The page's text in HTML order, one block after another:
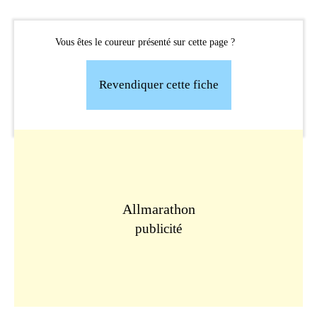
Vous êtes le coureur présenté sur cette page ?
Revendiquer cette fiche
Allmarathon
publicité